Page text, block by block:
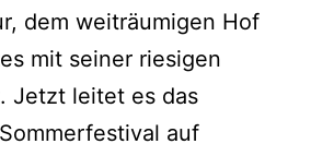
dem weiträumigen Hof
mit seiner riesigen
Jetzt leitet es das
auf